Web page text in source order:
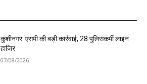
कुशीनगर: एसपी की बड़ी कार्रवाई, 28 पुलिसकर्मी लाइन
हाजिर
07/08/2026